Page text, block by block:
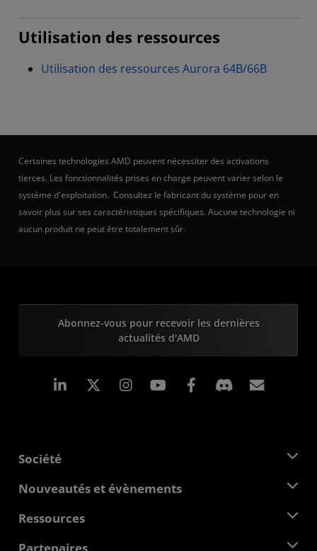
Utilisation des ressources
Utilisation des ressources Aurora 64B/66B
Certaines technologies AMD peuvent nécessiter des activations
tierces. Les fonctionnalités prises en charge peuvent varier selon le
système d'exploitation. Consultez le fabricant du système pour en
savoir plus sur ses caractéristiques spécifiques. Aucune technologie ni
aucun produit ne peut être totalement sûr.
Abonnez-vous pour recevoir les dernières
actualités d'AMD
LinkedIn Instagram Facebook
Société
À propos d'AMD
Responsabilité d'entreprise
Carrières
Nouveautés et évènements
Salle de presse
Ressources
Centre pour les développeurs